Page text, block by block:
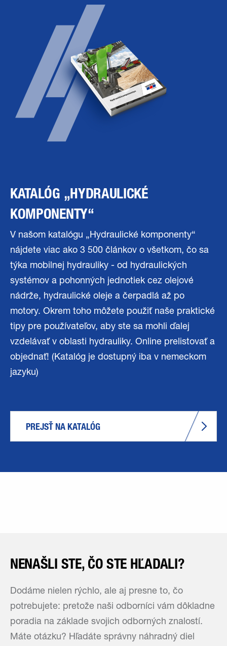
KATALÓG „HYDRAULICKÉ
KOMPONENTY“
V našom katalógu „Hydraulické komponenty“
nájdete viac ako 3 500 článkov o všetkom, čo sa
týka mobilnej hydrauliky - od hydraulických
systémov a pohonných jednotiek cez olejové
nádrže, hydraulické oleje a čerpadlá až po
motory. Okrem toho môžete použiť naše praktické
tipy pre používateľov, aby ste sa mohli ďalej
vzdelávať v oblasti hydrauliky. Online prelistovať a
objednať! (Katalóg je dostupný iba v nemeckom
jazyku)
PREJSŤ NA KATALÓG
NENAŠLI STE, ČO STE HĽADALI?
Dodáme nielen rýchlo, ale aj presne to, čo
potrebujete: pretože naši odborníci vám dôkladne
poradia na základe svojich odborných znalostí.
Máte otázku? Hľadáte správny náhradný diel